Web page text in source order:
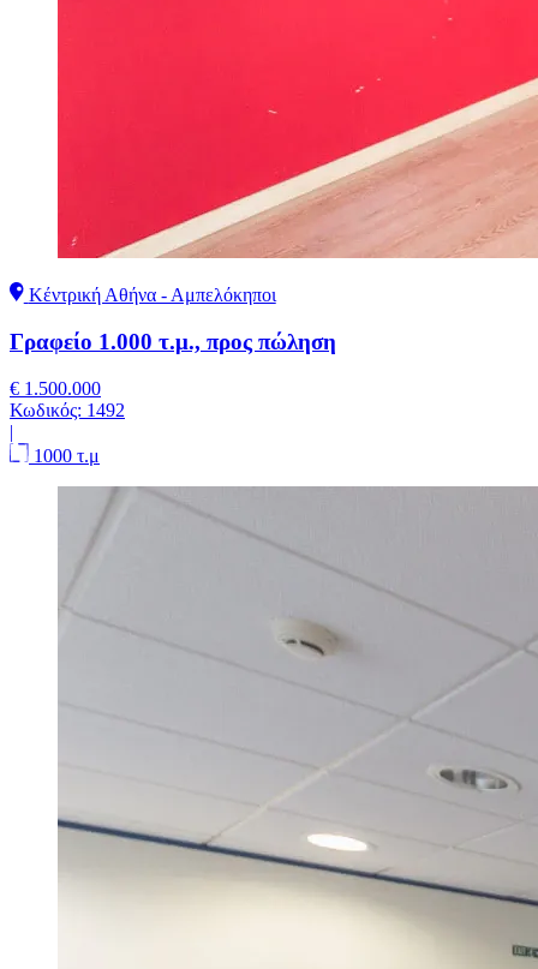
Κέντρική Αθήνα - Αμπελόκηποι
Γραφείο 1.000 τ.μ., προς πώληση
€ 1.500.000
Κωδικός: 1492
|
1000 τ.μ